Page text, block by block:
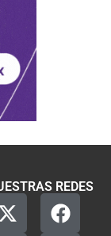
REDES